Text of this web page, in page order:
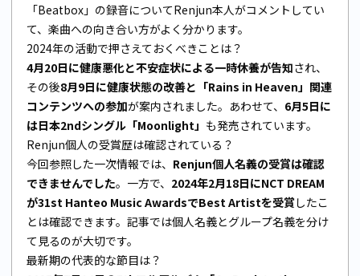
「Beatbox」の録音についてRenjun本人がコメントしてい
て、楽曲への向き合い方がよく分かります。
2024年の活動で押さえておくべきことは？
4月20日に健康悪化と不安症状による一時休養が告知され、
その後8月9日に健康状態の改善と「Rains in Heaven」関連
コンテンツへの参加が案内されました。あわせて、 6月5日に
は日本2ndシングル「Moonlight」 も発売されています。
Renjun個人の受賞歴は確認されている？
今回参照した一次情報では、 Renjun個人名義の受賞は確認
できませんでした。一方で、 2024年2月18日にNCT DREAM
が31st Hanteo Music AwardsでBest Artistを受賞 したこ
とは確認できます。記事では個人名義とグループ名義を分け
て見るのが大切です。
最新期の代表的な節目は？